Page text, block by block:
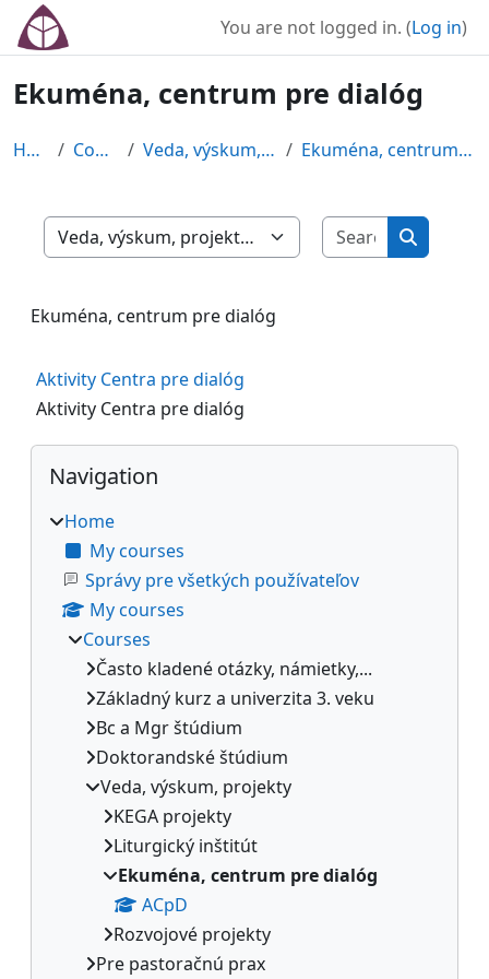
Skip to main content
You are not logged in. (Log in)
Ekuména, centrum pre dialóg
Home Courses Veda, výskum, projekty Ekuména, centrum pre dialóg
Course categories
Search
Search
Ekuména, centrum pre dialóg
Aktivity Centra pre dialóg
Aktivity Centra pre dialóg
Blocks
Skip Navigation
Navigation
Home
My courses
Správy pre všetkých používateľov
My courses
Courses
Často kladené otázky, námietky,...
Základný kurz a univerzita 3. veku
Bc a Mgr štúdium
Doktorandské štúdium
Veda, výskum, projekty
KEGA projekty
Liturgický inštitút
Ekuména, centrum pre dialóg
ACpD
Rozvojové projekty
Pre pastoračnú prax